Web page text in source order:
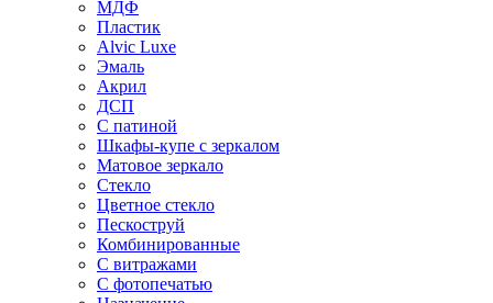
МДФ
Пластик
Alvic Luxe
Эмаль
Акрил
ДСП
С патиной
Шкафы-купе с зеркалом
Матовое зеркало
Стекло
Цветное стекло
Пескоструй
Комбинированные
С витражами
С фотопечатью